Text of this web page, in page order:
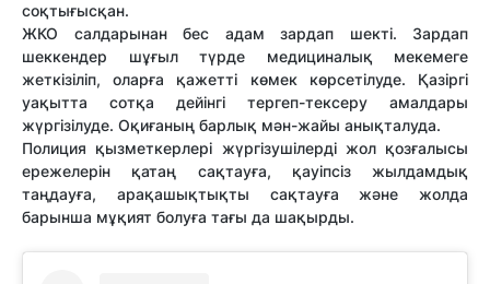
соқтығысқан.
ЖКО салдарынан бес адам зардап шекті. Зардап
шеккендер шұғыл түрде медициналық мекемеге
жеткізіліп, оларға қажетті көмек көрсетілуде. Қазіргі
уақытта сотқа дейінгі тергеп-тексеру амалдары
жүргізілуде. Оқиғаның барлық мән-жайы анықталуда.
Полиция қызметкерлері жүргізушілерді жол қозғалысы
ережелерін қатаң сақтауға, қауіпсіз жылдамдық
таңдауға, арақашықтықты сақтауға және жолда
барынша мұқият болуға тағы да шақырды.